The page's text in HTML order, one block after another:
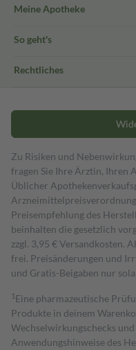
Meine Apotheke
So geht's
Rechtliches
Zu Risiken und
fragen Sie Ihre Ärztin, Ihren
Üblicher
Preisempfehlung des
beinhalten die gesetzlich
zzgl. 3,95 € Versandkosten.
frei. Preisänderungen und
und Gratis-Beigaben nur
1 Eine pharmazeutische
Produkte in deinem
Wechselwirkungschecks
Anwendungshinweise des